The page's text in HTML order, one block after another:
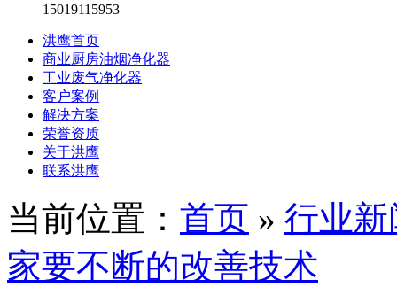
15019115953
洪鹰首页
商业厨房油烟净化器
工业废气净化器
客户案例
解决方案
荣誉资质
关于洪鹰
联系洪鹰
当前位置： 首页 » 行业新
家要不断的改善技术